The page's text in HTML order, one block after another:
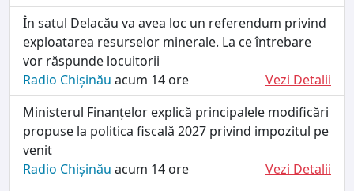
În satul Delacău va avea loc un referendum privind
exploatarea resurselor minerale. La ce întrebare
vor răspunde locuitorii
Radio Chișinău acum 14 ore
Vezi Detalii
Ministerul Finanțelor explică principalele modificări
propuse la politica fiscală 2027 privind impozitul pe
venit
Radio Chișinău acum 14 ore
Vezi Detalii